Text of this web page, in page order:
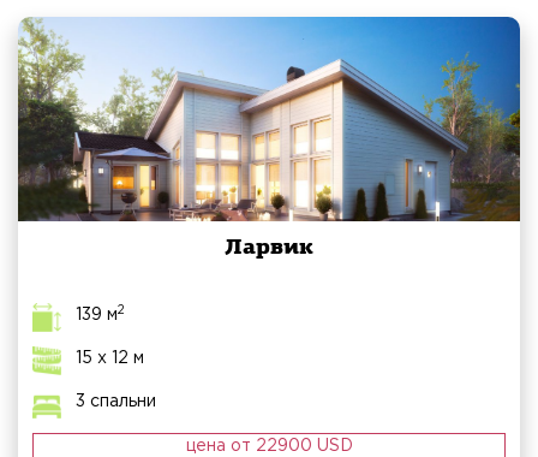
Ларвик
139 м 2
15 х 12 м
3 спальни
цена от 22900 USD